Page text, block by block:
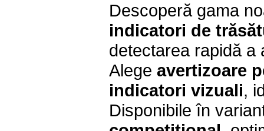
Descoperă gama
indicatori de
detectarea rapidă a
Alege avertizoare
indicatori vizuali,
Disponibile în